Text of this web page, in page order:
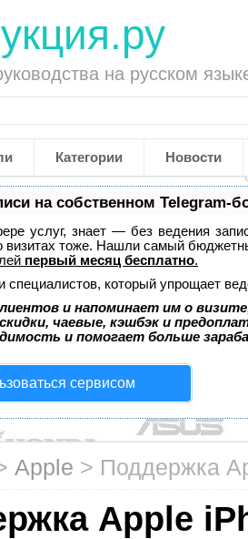
на русском
Категории Новости
на собственном Telegram-
услуг, знает — без ведения
визитах тоже. Нашли самый
первый месяц бесплатно.
специалистов, который упрощает
и напоминает им о
чаевые, кэшбэк и
и помогает больше
сервисом
Apple > Поддержка
Apple